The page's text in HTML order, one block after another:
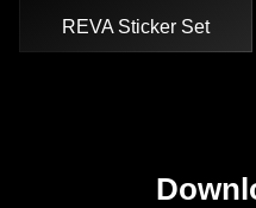
REVA Sticker Set